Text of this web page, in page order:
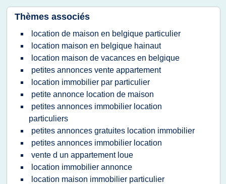
Thèmes associés
location de maison en belgique particulier
location maison en belgique hainaut
location maison de vacances en belgique
petites annonces vente appartement
location immobilier par particulier
petite annonce location de maison
petites annonces immobilier location
particuliers
petites annonces gratuites location immobilier
petites annonces immobilier location
vente d un appartement loue
location immobilier annonce
location maison immobilier particulier